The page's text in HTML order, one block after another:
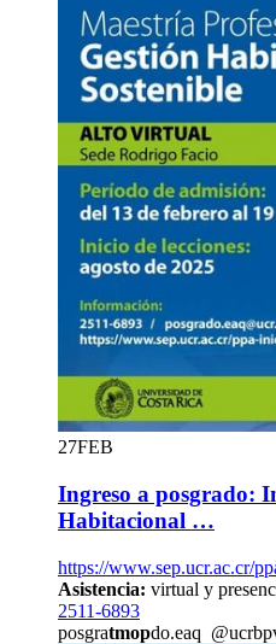
27FEB
Ingreso a posgrado:
Habitacional …
https://www.sep.ucr.ac.cr/
Asistencia: virtual y
2511-6893
posgratmopdo.eaq @ucr